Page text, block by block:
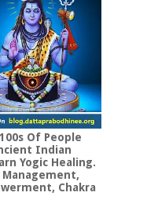
Of People
Indian
Yogic Healing.
Management,
Chakra